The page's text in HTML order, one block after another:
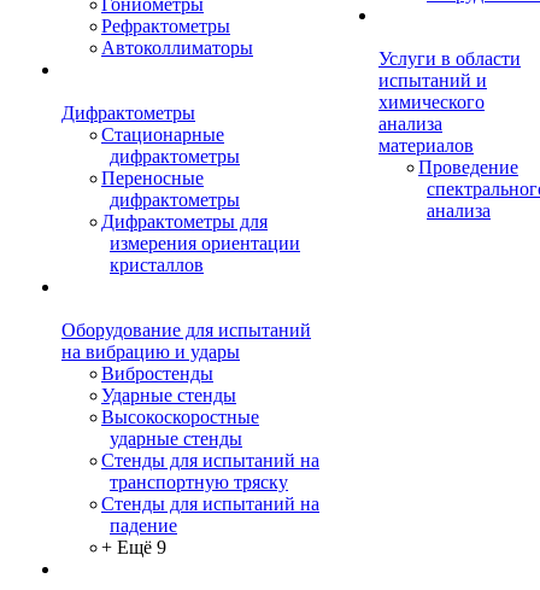
Гониометры
Рефрактометры
Автоколлиматоры
Дифрактометры
Стационарные
дифрактометры
Переносные
дифрактометры
Дифрактометры для
измерения ориентации
кристаллов
Оборудование для испытаний
на вибрацию и удары
Вибростенды
Ударные стенды
Высокоскоростные
ударные стенды
Стенды для испытаний на
транспортную тряску
Стенды для испытаний на
падение
+ Ещё 9
Услуги в области
испытаний и
химического
анализа
материалов
Проведение
анализа